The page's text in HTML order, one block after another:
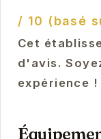
/ 10 (basé
Cet
d'avis.
expérience !